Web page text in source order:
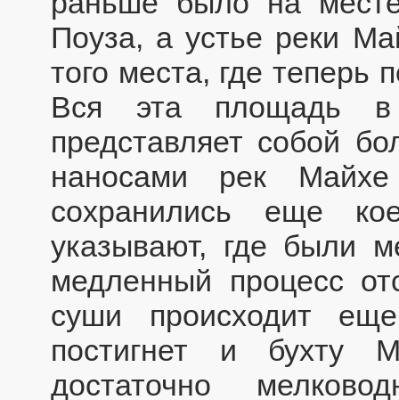
Поуза, а устье реки
того места, где теперь
Вся эта площадь в
представляет собой
наносами рек
сохранились еще
указывают, где были
медленный процесс
суши происходит
постигнет и бухту
достаточно